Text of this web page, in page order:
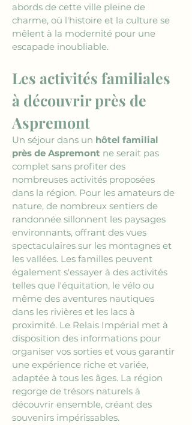
abords de cette ville pleine de
charme, où l'histoire et la culture se
mêlent à la modernité pour une
escapade inoubliable.
Les activités familiales
à découvrir près de
Aspremont
Un séjour dans un hôtel familial
près de Aspremont ne serait pas
complet sans profiter des
nombreuses activités proposées
dans la région. Pour les amateurs de
nature, de nombreux sentiers de
randonnée sillonnent les paysages
environnants, offrant des vues
spectaculaires sur les montagnes et
les vallées. Les familles peuvent
également s'essayer à des activités
telles que l'équitation, le vélo ou
même des aventures nautiques
dans les rivières et les lacs à
proximité. Le Relais Impérial met à
disposition des informations pour
organiser vos sorties et vous garantir
une expérience riche et variée,
adaptée à tous les âges. La région
regorge de trésors naturels à
découvrir ensemble, créant des
souvenirs impérissables.